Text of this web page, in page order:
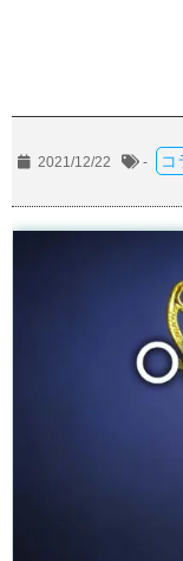
2021/12/22 - コ